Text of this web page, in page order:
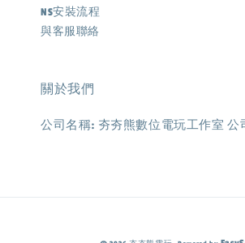
NS安裝流程
與客服聯絡
關於我們
公司名稱: 夯夯熊數位電玩工作室 公